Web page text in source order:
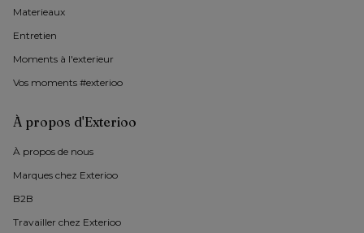
Materieaux
Entretien
Moments à l'exterieur
Vos moments #exterioo
À propos d'Exterioo
À propos de nous
Marques chez Exterioo
B2B
Travailler chez Exterioo